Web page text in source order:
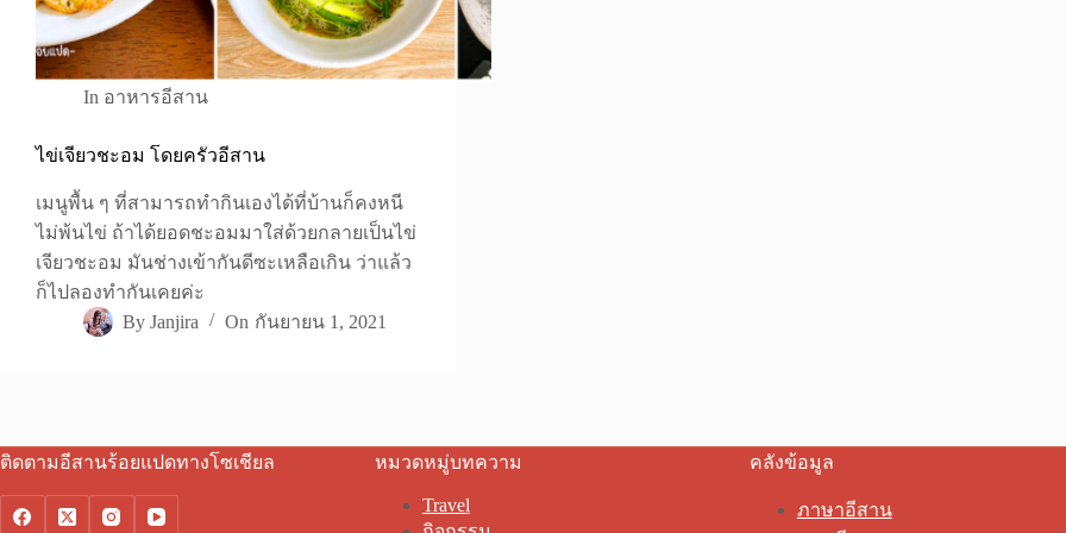
In อาหารอีสาน
ไข่เจียวชะอม โดยครัวอีสาน
เมนูพื้น ๆ ที่สามารถทำกินเองได้ที่บ้านก็คงหนี
ไม่พ้นไข่ ถ้าได้ยอดชะอมมาใส่ด้วยกลายเป็นไข่
เจียวชะอม มันช่างเข้ากันดีซะเหลือเกิน ว่าแล้ว
ก็ไปลองทำกันเคยค่ะ
By Janjira On กันยายน 1, 2021
ติดตามอีสานร้อยแปดทางโซเชียล หมวดหมู่บทความ
Travel
คลังข้อมูล
ภาษาอีสาน